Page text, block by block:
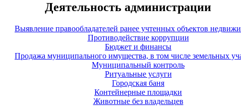
Деятельность администрации
Выявление правообладателей ранее учтенных объектов
Противодействие коррупции
Бюджет и финансы
Продажа муниципального имущества, в том числе земельных
Муниципальный контроль
Ритуальные услуги
Городская баня
Контейнерные площадки
Животные без владельцев